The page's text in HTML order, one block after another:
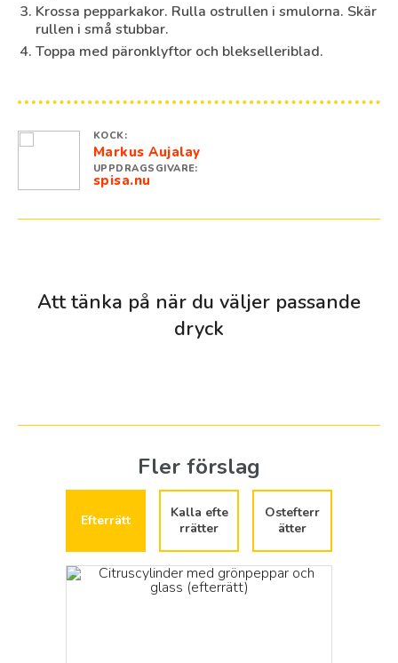
Krossa pepparkakor. Rulla ostrullen i smulorna. Skär
rullen i små stubbar.
Toppa med päronklyftor och blekselleriblad.
KOCK:
Markus Aujalay
UPPDRAGSGIVARE:
spisa.nu
Att tänka på när du väljer passande
dryck
smakrika ostar
LÄS MER
Fler förslag
Efterrätt
Kalla efte
rrätter
Ostefterr
ätter